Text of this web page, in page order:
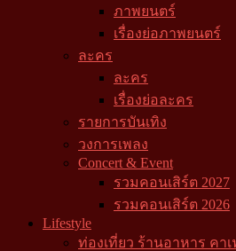
ภาพยนตร์
เรื่องย่อภาพยนตร์
ละคร
ละคร
เรื่องย่อละคร
รายการบันเทิง
วงการเพลง
Concert & Event
รวมคอนเสิร์ต 2027
รวมคอนเสิร์ต 2026
Lifestyle
ท่องเที่ยว ร้านอาหาร คาเ